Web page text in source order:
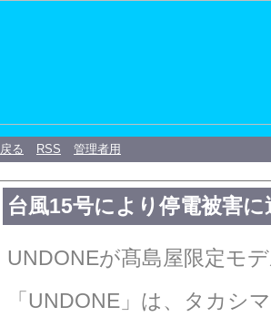
戻る RSS 管理者用
台風15号により停電被害
UNDONEが髙島屋限定モ
「UNDONE」は、タカシ